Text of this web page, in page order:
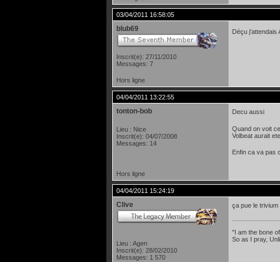
03/04/2011 16:58:05
blub69
Inscrit(e): 27/11/2010
Messages: 7
Déçu j'attendais
Hors ligne
04/04/2011 13:22:55
tonton-bob
Lieu : Nice
Inscrit(e): 04/07/2008
Messages: 14
Decu aussi
Quand on voit
Volbeat aurait
Enfin ca va pas
Hors ligne
04/04/2011 15:24:19
Clive
Lieu : Agen
Inscrit(e): 28/02/2010
Messages: 1 570
ça pue le
"I am the bone
So as I pray,